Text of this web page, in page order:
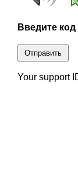
Введите код
Отправить
Your support